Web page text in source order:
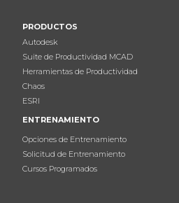
PRODUCTOS
Autodesk
Suite de Productividad MCAD
Herramientas de Productividad
Chaos
ESRI
ENTRENAMIENTO
Opciones de Entrenamiento
Solicitud de Entrenamiento
Cursos Programados